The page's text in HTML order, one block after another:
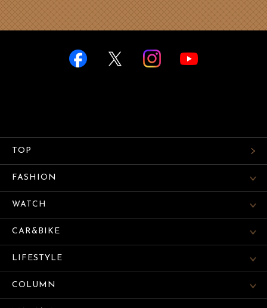
TOP
FASHION
WATCH
CAR&BIKE
LIFESTYLE
COLUMN